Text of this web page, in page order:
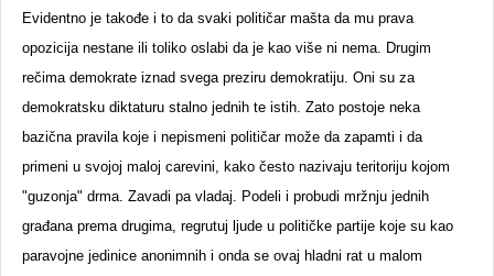
Evidentno je takođe i to da svaki političar mašta da mu prava
opozicija nestane ili toliko oslabi da je kao više ni nema. Drugim
rečima demokrate iznad svega preziru demokratiju. Oni su za
demokratsku diktaturu stalno jednih te istih. Zato postoje neka
bazična pravila koje i nepismeni političar može da zapamti i da
primeni u svojoj maloj carevini, kako često nazivaju teritoriju kojom
"guzonja" drma. Zavadi pa vladaj. Podeli i probudi mržnju jednih
građana prema drugima, regrutuj ljude u političke partije koje su kao
paravojne jedinice anonimnih i onda se ovaj hladni rat u malom